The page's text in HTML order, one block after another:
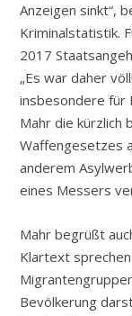
Anzeigen sinkt“,
Kriminalstatistik.
2017
„Es war daher
insbesondere für
Mahr die kürzlich
Waffengesetzes
anderem
eines Messers
Mahr begrüßt
Klartext
Bevölkerung